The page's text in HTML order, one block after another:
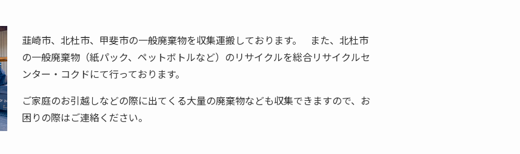
韮崎市、北杜市、甲斐市の一般廃棄物を収集運搬しております。 また、北杜市
の一般廃棄物（紙パック、ペットボトルなど）のリサイクルを総合リサイクルセ
ンター・コクドにて行っております。
ご家庭のお引越しなどの際に出てくる大量の廃棄物なども収集できますので、お
困りの際はご連絡ください。